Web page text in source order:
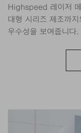
Highspeed 레이저
대형 시리즈 제조까
우수성을 보여줍니다.